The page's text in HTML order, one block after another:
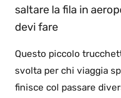
saltare la fila in
devi fare
Questo piccolo
svolta per chi viaggia
finisce col passare